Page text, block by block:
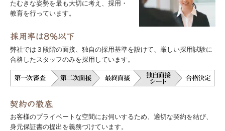
たむきな姿勢を最も大切に考え、採用・
教育を行っています。
弊社では３段階の面接、独自の採用基準を設けて、厳しい採用試験に
合格したスタッフのみを採用しています。
お客様のプライベートな空間にお伺いするため、適切な契約を結び、
身元保証書の提出を義務づけています。